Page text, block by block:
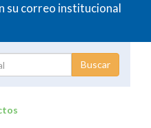
su correo institucional